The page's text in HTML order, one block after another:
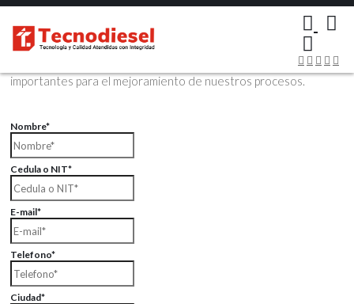
Contáctenos Vía Email
Envíenos sus datos con sus comentarios, sus opiniones son muy
importantes para el mejoramiento de nuestros procesos.
Nombre*
Cedula o NIT*
E-mail*
Telefono*
Ciudad*